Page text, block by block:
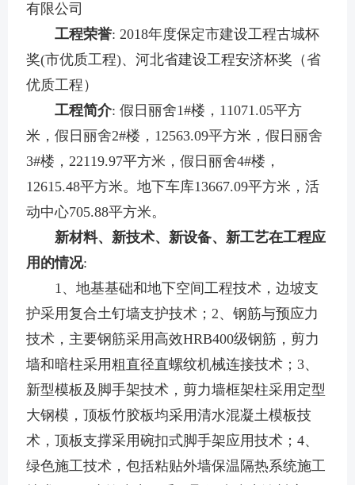
有限公司
工程荣誉: 2018年度保定市建设工程古城杯
奖(市优质工程)、河北省建设工程安济杯奖（省
优质工程）
工程简介: 假日丽舍1#楼，11071.05平方
米，假日丽舍2#楼，12563.09平方米，假日丽舍
3#楼，22119.97平方米，假日丽舍4#楼，
12615.48平方米。地下车库13667.09平方米，活
动中心705.88平方米。
新材料、新技术、新设备、新工艺在工程应
用的情况:
1、地基基础和地下空间工程技术，边坡支
护采用复合土钉墙支护技术；2、钢筋与预应力
技术，主要钢筋采用高效HRB400级钢筋，剪力
墙和暗柱采用粗直径直螺纹机械连接技术；3、
新型模板及脚手架技术，剪力墙框架柱采用定型
大钢模，顶板竹胶板均采用清水混凝土模板技
术，顶板支撑采用碗扣式脚手架应用技术；4、
绿色施工技术，包括粘贴外墙保温隔热系统施工